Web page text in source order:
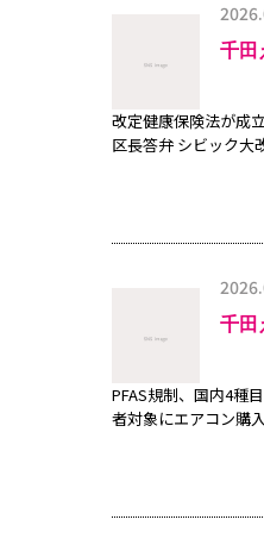
千田
改定健康保険法が成
区長答弁 シビック
千田
PFAS規制、国内4種
者対象にエアコン購